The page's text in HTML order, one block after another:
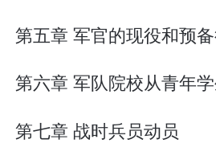
第五章 军官的现役和预
第六章 军队院校从青年
第七章 战时兵员动员